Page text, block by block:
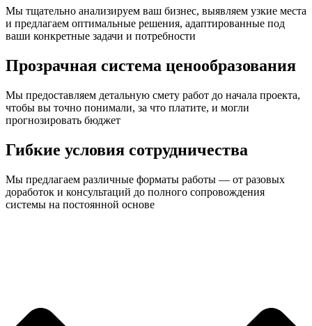
Мы тщательно анализируем ваш бизнес, выявляем узкие места
и предлагаем оптимальные решения, адаптированные под
ваши конкретные задачи и потребности
Прозрачная система ценообразования
Мы предоставляем детальную смету работ до начала проекта,
чтобы вы точно понимали, за что платите, и могли
прогнозировать бюджет
Гибкие условия сотрудничества
Мы предлагаем различные форматы работы — от разовых
доработок и консультаций до полного сопровождения
системы на постоянной основе